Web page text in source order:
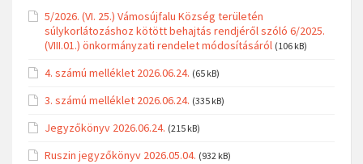
5/2026. (VI. 25.) Vámosújfalu Község területén
súlykorlátozáshoz kötött behajtás rendjéről szóló 6/2025.
(VIII.01.) önkormányzati rendelet módosításáról (106 kB)
4. számú melléklet 2026.06.24. (65 kB)
3. számú melléklet 2026.06.24. (335 kB)
Jegyzőkönyv 2026.06.24. (215 kB)
Ruszin jegyzőkönyv 2026.05.04. (932 kB)